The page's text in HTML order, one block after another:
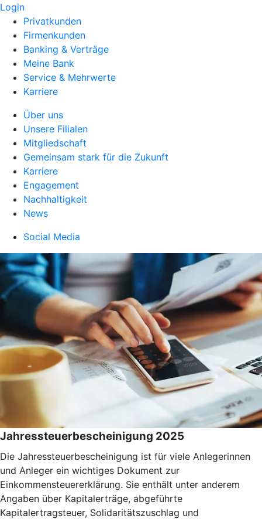
Login
Privatkunden
Firmenkunden
Banking & Verträge
Meine Bank
Service & Mehrwerte
Karriere
Über uns
Unsere Filialen
Mitgliedschaft
Gemeinsam stark für die Zukunft
Karriere
Engagement
Nachhaltigkeit
News
Social Media
Jahressteuerbescheinigung 2025
Die Jahressteuerbescheinigung ist für viele Anlegerinnen
und Anleger ein wichtiges Dokument zur
Einkommensteuererklärung. Sie enthält unter anderem
Angaben über Kapitalerträge, abgeführte
Kapitalertragsteuer, Solidaritätszuschlag und